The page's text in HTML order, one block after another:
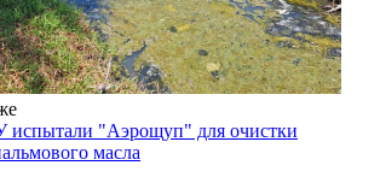
испытали "Аэрощуп" для очистки
масла